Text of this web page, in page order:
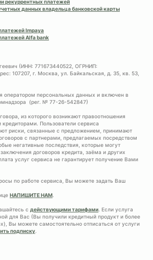
рекуррентных платежей
данных владельца банковской карты
Impaya
Alfa bank
(ИНН: 771673440522, ОГРНИП:
107207, г. Москва, ул. Байкальская, д. 35, кв. 53,
оператором персональных данных и включен в
(рег. № 77-26-542847)
из которого возникают правоотношения
Пользователи сервиса
риски, связанные с предложением, принимают
с партнерами, предлагаемых посредством
негативные последствия, которые могут
договоров кредита, заёма и других
услуг сервиса не гарантирует получение Вами
по работе сервиса, Вы можете задать Ваш
НАПИШИТЕ НАМ.
с действующими тарифами. Если услуга
для Вас (Вы получили кредитный продукт и более
Вы можете самостоятельно отписаться от услуги
подписку.